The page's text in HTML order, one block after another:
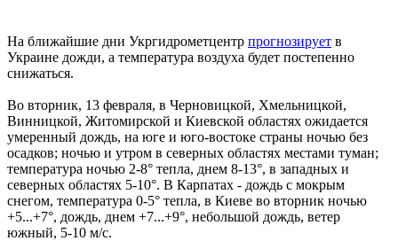
На ближайшие дни Укргидрометцентр прогнозирует в
Украине дожди, а температура воздуха будет постепенно
снижаться.
Во вторник, 13 февраля, в Черновицкой, Хмельницкой,
Винницкой, Житомирской и Киевской областях ожидается
умеренный дождь, на юге и юго-востоке страны ночью без
осадков; ночью и утром в северных областях местами туман;
температура ночью 2-8° тепла, днем 8-13°, в западных и
северных областях 5-10°. В Карпатах - дождь с мокрым
снегом, температура 0-5° тепла, в Киеве во вторник ночью
+5...+7°, дождь, днем +7...+9°, небольшой дождь, ветер
южный, 5-10 м/с.